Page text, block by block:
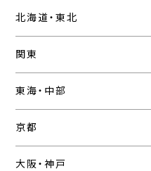
北海道・東北
関東
東海・中部
京都
大阪・神戸